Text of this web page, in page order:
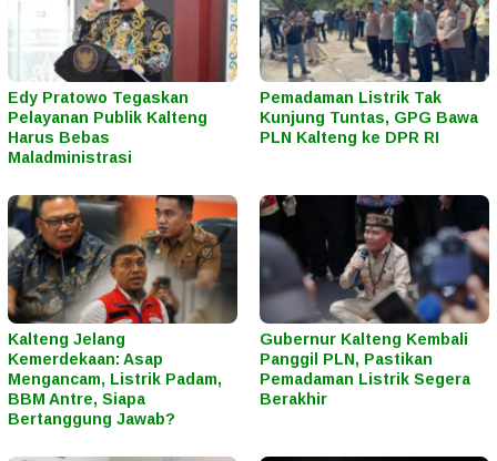
Edy Pratowo Tegaskan
Pelayanan Publik Kalteng
Harus Bebas
Maladministrasi
Pemadaman Listrik Tak
Kunjung Tuntas, GPG Bawa
PLN Kalteng ke DPR RI
Kalteng Jelang
Kemerdekaan: Asap
Mengancam, Listrik Padam,
BBM Antre, Siapa
Bertanggung Jawab?
Gubernur Kalteng Kembali
Panggil PLN, Pastikan
Pemadaman Listrik Segera
Berakhir